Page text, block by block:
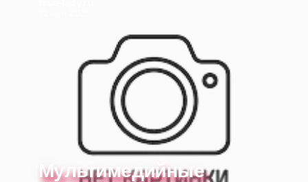
Мультимедийные